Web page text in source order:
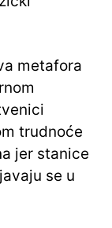
metafora
trudnoće
jer stanice
se u